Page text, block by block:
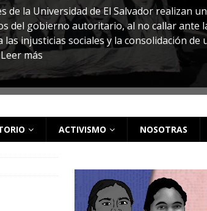
de la Universidad de El Salvador realizan
del gobierno autoritario, al no callar ante
injusticias sociales y la consolidación de
Leer más
ACTIVISMO NOSOTRAS